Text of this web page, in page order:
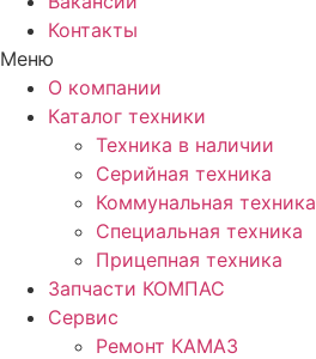
Контакты
Меню
О компании
Каталог техники
Техника в наличии
Серийная техника
Коммунальная техника
Специальная техника
Прицепная техника
Запчасти КОМПАС
Сервис
Ремонт КАМАЗ